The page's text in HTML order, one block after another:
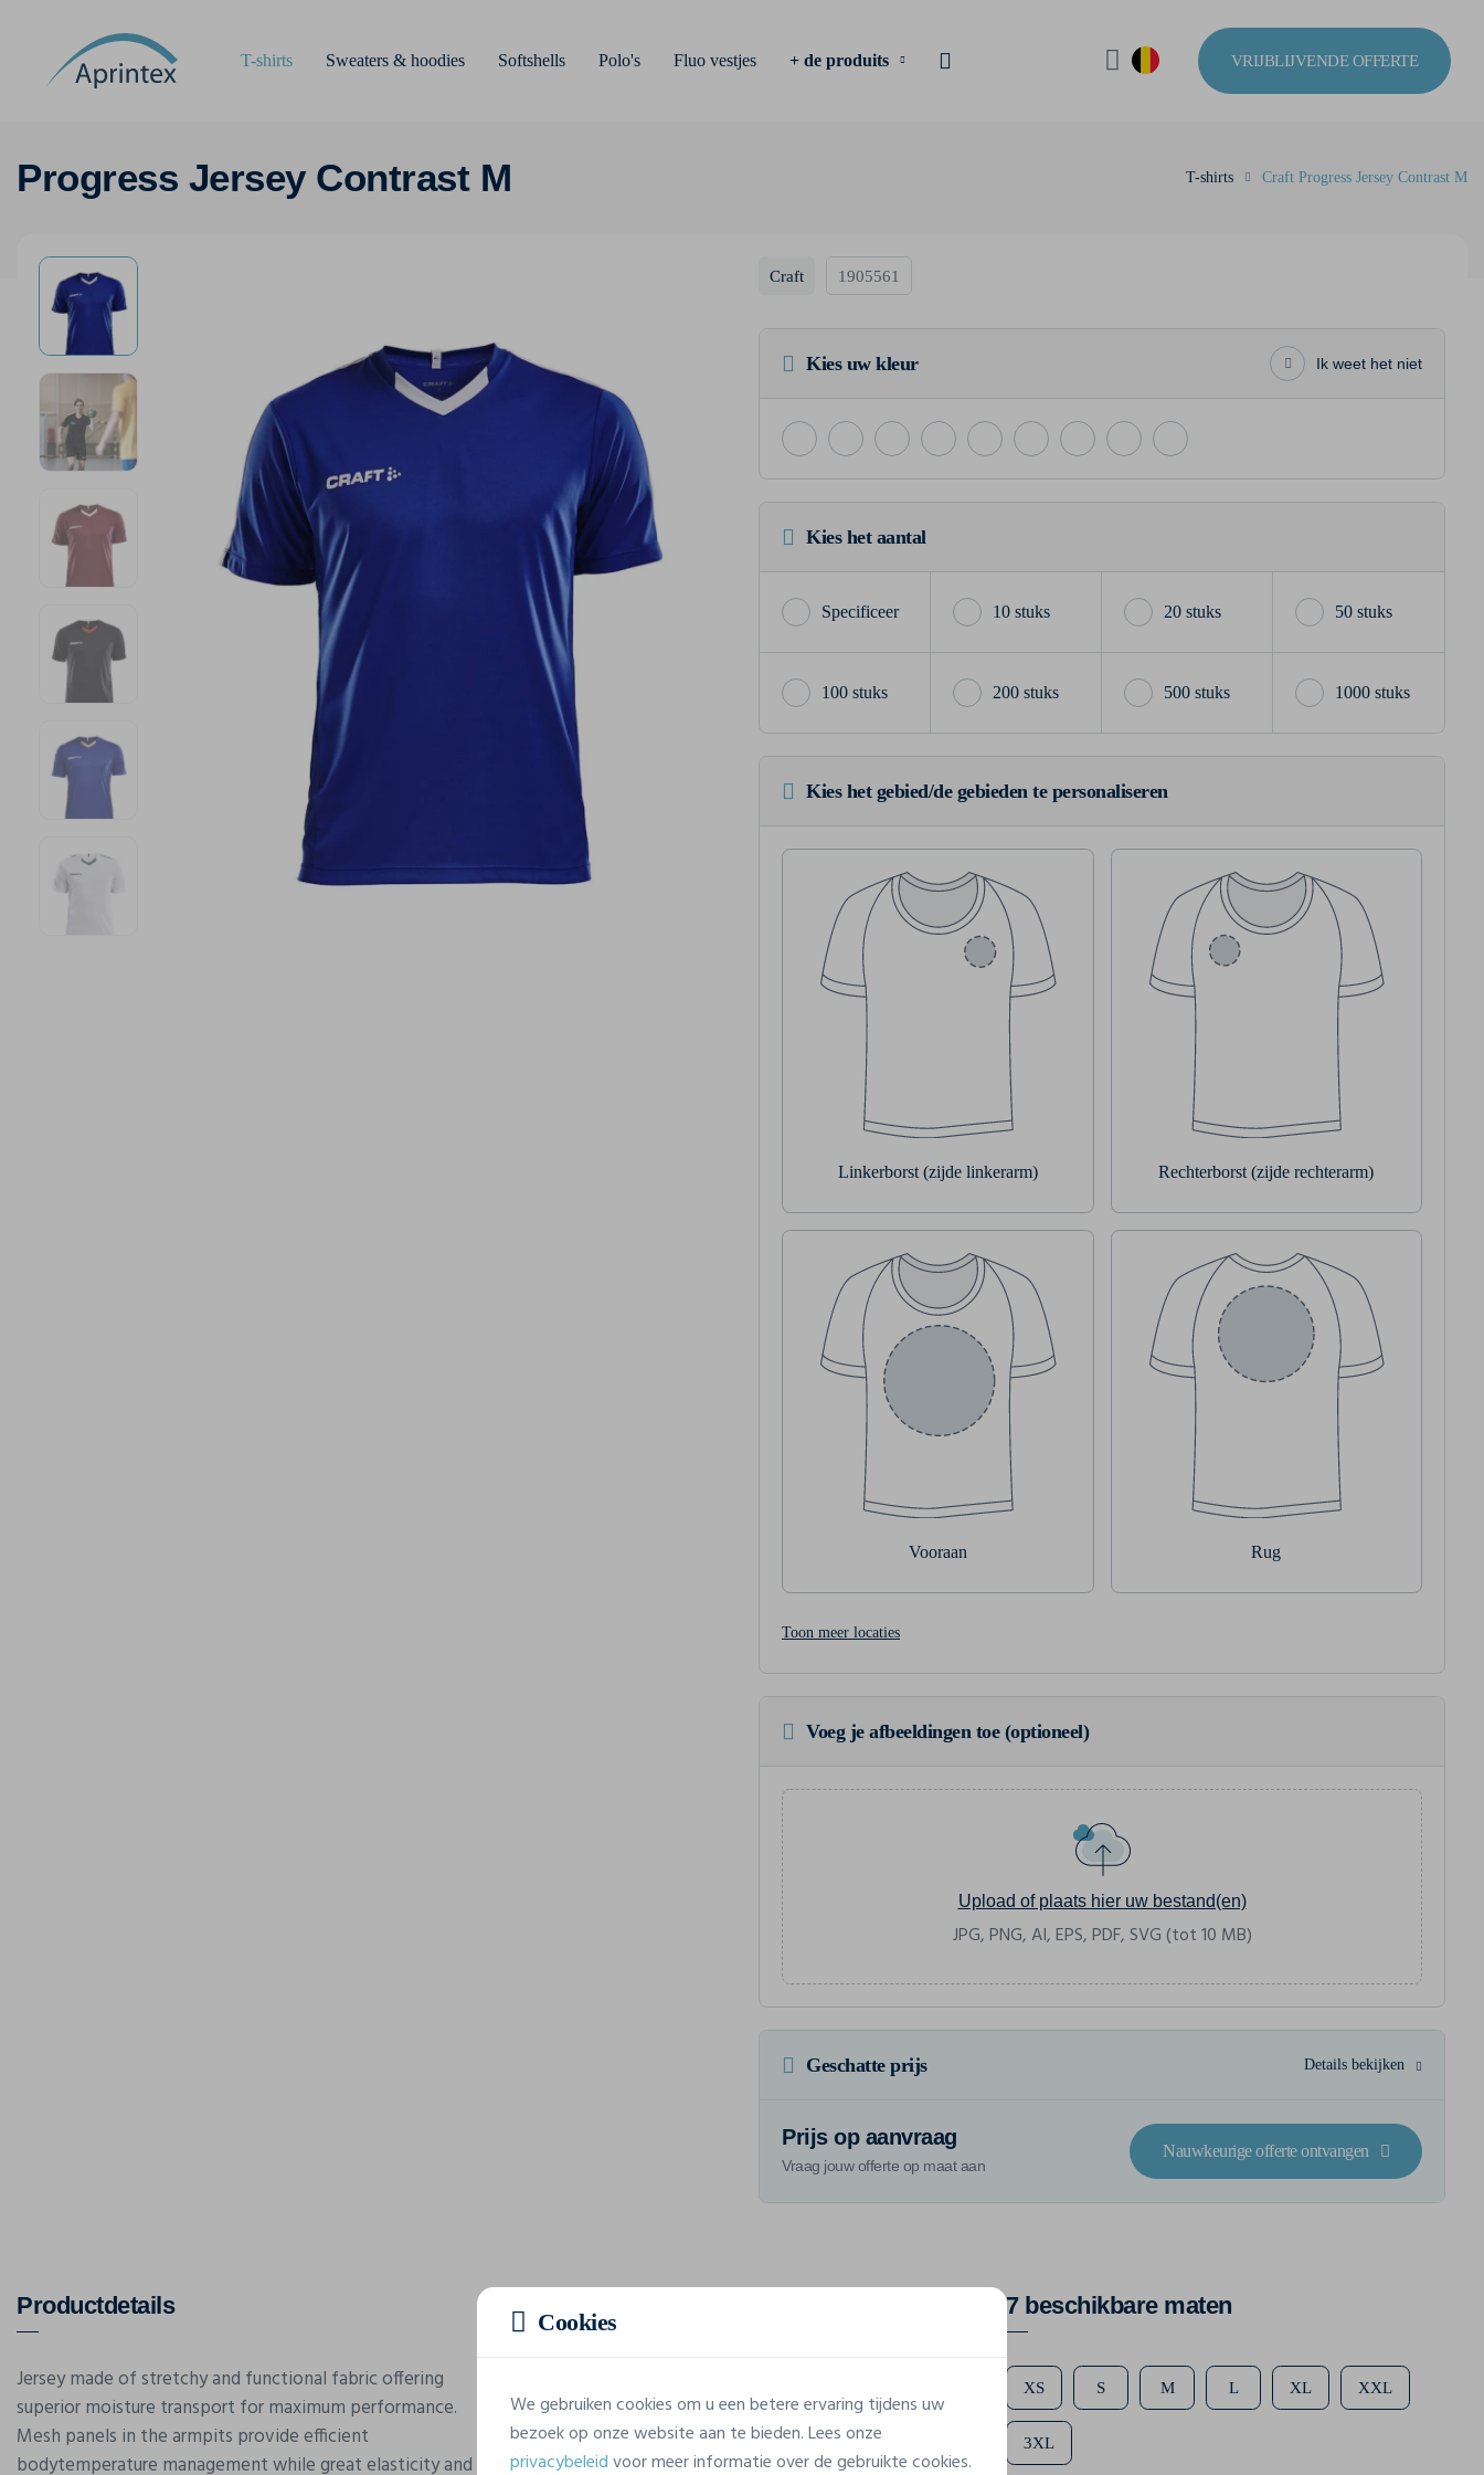
T-shirts Sweaters & hoodies Softshells Polo's Fluo vestjes + de produits VRIJBLIJVENDE OFFERTE
Progress Jersey Contrast M T-shirts Craft Progress Jersey Contrast M
Craft 1905561
Kies uw kleur Ik weet het niet
Kies het aantal
10 stuks 20 stuks 50 stuks
100 stuks 200 stuks 500 stuks 1000 stuks
Kies het gebied/de gebieden te personaliseren
Linkerborst (zijde linkerarm) Rechterborst (zijde rechterarm)
Vooraan Rug
Toon meer locaties
Voeg je afbeeldingen toe (optioneel)
Upload of plaats hier uw bestand(en)
JPG, PNG, AI, EPS, PDF, SVG (tot 10 MB)
Geschatte prijs Details bekijken
Prijs op aanvraag
Vraag jouw offerte op maat aan
Nauwkeurige offerte ontvangen
Productdetails
Jersey made of stretchy and functional fabric offering
superior moisture transport for maximum performance.
Mesh panels in the armpits provide efficient
bodytemperature management while great elasticity and
Eigenschappen
Referentie
7 beschikbare maten
XS S M L XL XXL
3XL
Cookies
We gebruiken cookies om u een betere ervaring tijdens uw
bezoek op onze website aan te bieden. Lees onze
privacybeleidvoor meer informatie over de gebruikte cookies.